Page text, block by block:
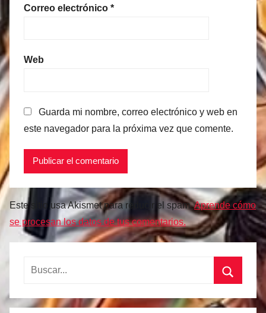
Correo electrónico *
Web
Guarda mi nombre, correo electrónico y web en
este navegador para la próxima vez que comente.
Este sitio usa Akismet para reducir el spam.Aprende cómo
se procesan los datos de tus comentarios.
Buscar:
Buscar